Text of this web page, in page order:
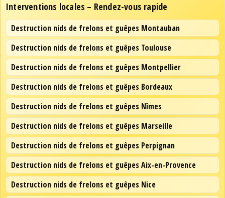
Interventions locales – Rendez-vous rapide
Destruction nids de frelons et guêpes Montauban
Destruction nids de frelons et guêpes Toulouse
Destruction nids de frelons et guêpes Montpellier
Destruction nids de frelons et guêpes Bordeaux
Destruction nids de frelons et guêpes Nîmes
Destruction nids de frelons et guêpes Marseille
Destruction nids de frelons et guêpes Perpignan
Destruction nids de frelons et guêpes Aix-en-Provence
Destruction nids de frelons et guêpes Nice